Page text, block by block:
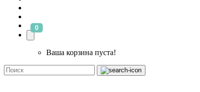
0
Ваша корзина пуста!